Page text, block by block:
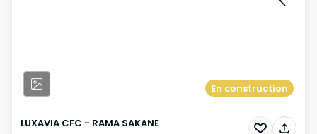
En construction
LUXAVIA CFC - RAMA SAKANE